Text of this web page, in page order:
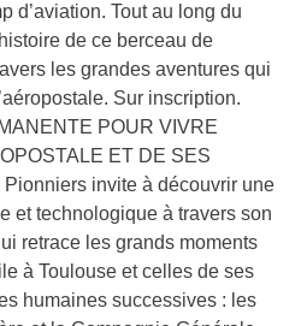
d’aviation. Tout au long du
de ce berceau de
les grandes aventures qui
Sur inscription.
POUR VIVRE
ET DE SES
Pionniers invite à découvrir une
et technologique à travers son
retrace les grands moments
à Toulouse et celles de ses
humaines successives : les